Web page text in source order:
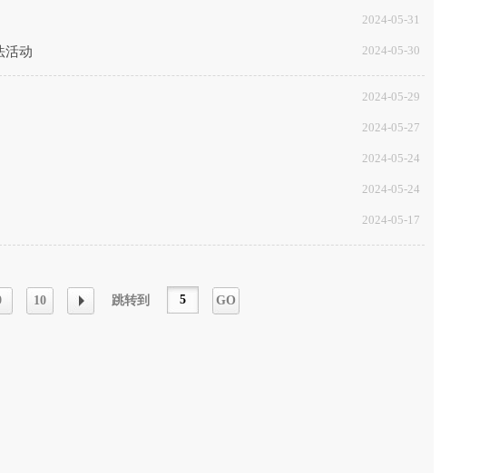
2024-05-31
活动 2024-05-30
2024-05-29
2024-05-27
2024-05-24
2024-05-24
2024-05-17
10 跳转到 GO